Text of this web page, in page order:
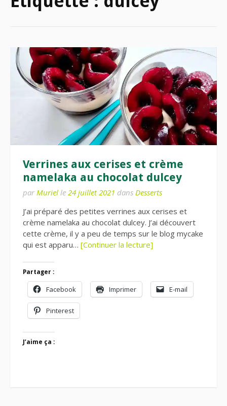
Verrines aux cerises et crème
namelaka au chocolat dulcey
par Muriel le 24 juillet 2021 dans Desserts
J’ai préparé des petites verrines aux cerises et
crème namelaka au chocolat dulcey. J’ai découvert
cette crème, il y a peu de temps sur le blog mycake
qui est apparu… [Continuer la lecture]
Partager :
Facebook Imprimer E-mail
Pinterest
J’aime ça :